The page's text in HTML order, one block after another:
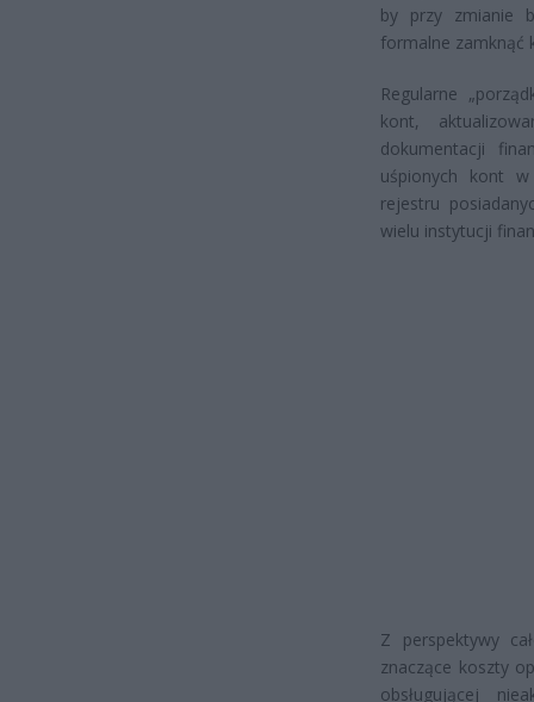
by przy zmianie
formalne zamknąć
Regularne
kont,
dokumentacji
uśpionych kont w
rejestru
wielu instytucji
Z perspektywy
znaczące koszty
obsługującej